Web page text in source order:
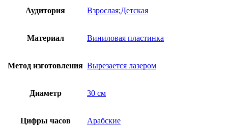
Аудитория Взрослая;Детская
Материал Виниловая пластинка
Метод изготовления Вырезается лазером
Диаметр 30 см
Цифры часов Арабские